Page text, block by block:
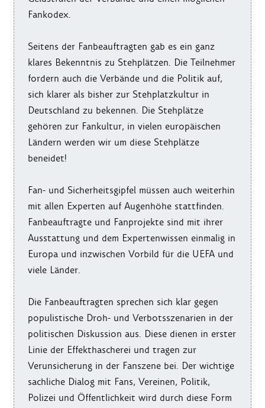
Fankodex.
Seitens der Fanbeauftragten gab es ein ganz
klares Bekenntnis zu Stehplätzen. Die Teilnehmer
fordern auch die Verbände und die Politik auf,
sich klarer als bisher zur Stehplatzkultur in
Deutschland zu bekennen. Die Stehplätze
gehören zur Fankultur, in vielen europäischen
Ländern werden wir um diese Stehplätze
beneidet!
Fan- und Sicherheitsgipfel müssen auch weiterhin
mit allen Experten auf Augenhöhe stattfinden.
Fanbeauftragte und Fanprojekte sind mit ihrer
Ausstattung und dem Expertenwissen einmalig in
Europa und inzwischen Vorbild für die UEFA und
viele Länder.
Die Fanbeauftragten sprechen sich klar gegen
populistische Droh- und Verbotsszenarien in der
politischen Diskussion aus. Diese dienen in erster
Linie der Effekthascherei und tragen zur
Verunsicherung in der Fanszene bei. Der wichtige
sachliche Dialog mit Fans, Vereinen, Politik,
Polizei und Öffentlichkeit wird durch diese Form